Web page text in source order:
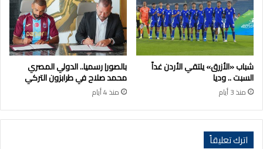
شباب «الأزرق» يلتقي الأردن غداً
السبت .. وديا
منذ 3 أيام
بالصور| رسميا.. الدولي المصري
محمد صلاح في طرابزون التركي
منذ 4 أيام
اترك تعليقاً